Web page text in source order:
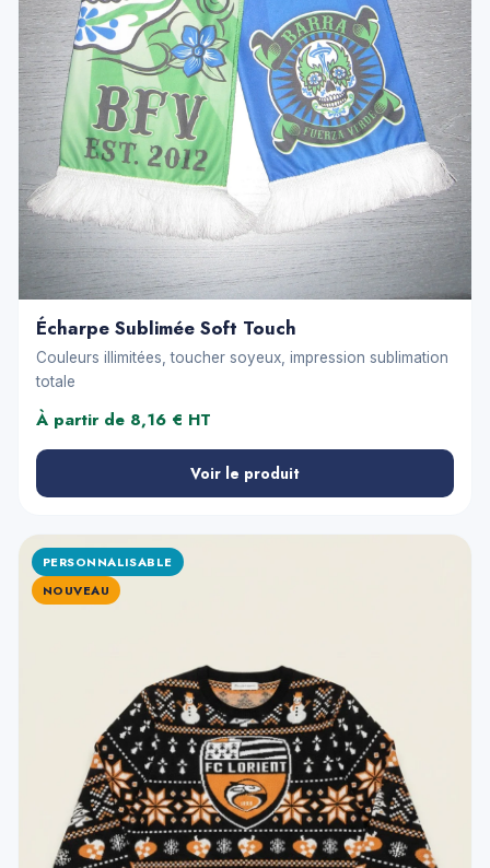
Écharpe Sublimée Soft Touch
Couleurs illimitées, toucher soyeux, impression sublimation
totale
À partir de 8,16 € HT
Voir le produit
PERSONNALISABLE
NOUVEAU